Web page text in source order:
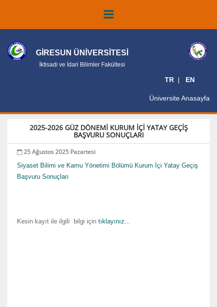
GİRESUN ÜNİVERSİTESİ
İktisadi ve İdari Bilimler Fakültesi
TR EN
Üniversite Anasayfa
2025-2026 GÜZ DÖNEMİ KURUM İÇİ YATAY GEÇİŞ
BAŞVURU SONUÇLARI
25 Ağustos 2025 Pazartesi
Siyaset Bilimi ve Kamu Yönetimi Bölümü Kurum İçi Yatay Geçiş
Başvuru Sonuçları
Kesin kayıt ile ilgili bilgi için tıklayınız...